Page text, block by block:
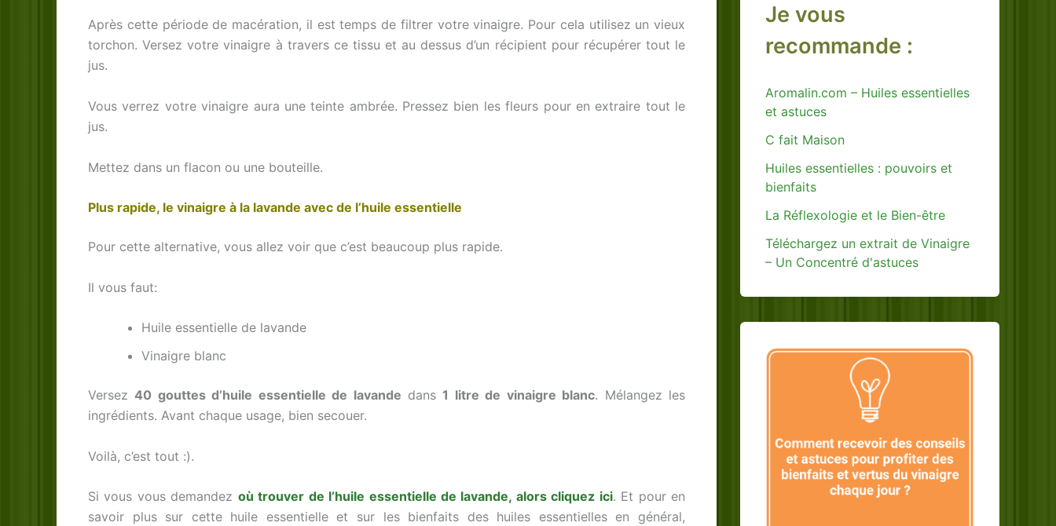
Après cette période de macération, il est temps de filtrer votre vinaigre. Pour cela utilisez un vieux
torchon. Versez votre vinaigre à travers ce tissu et au dessus d’un récipient pour récupérer tout le
jus.
Vous verrez votre vinaigre aura une teinte ambrée. Pressez bien les fleurs pour en extraire tout le
jus.
Mettez dans un flacon ou une bouteille.
Plus rapide, le vinaigre à la lavande avec de l’huile essentielle
Pour cette alternative, vous allez voir que c’est beaucoup plus rapide.
Il vous faut:
Huile essentielle de lavande
Vinaigre blanc
Versez40 gouttes d’huile essentielle de lavande dans1 litre de vinaigre blanc. Mélangez les
ingrédients. Avant chaque usage, bien secouer.
Voilà, c’est tout :).
Si vous vous demandez où trouver de l’huile essentielle de lavande, alors cliquez ici. Et pour en
savoir plus sur cette huile essentielle et sur les bienfaits des huiles essentielles en général,
Je vous
recommande :
Aromalin.com – Huiles essentielles
et astuces
C fait Maison
Huiles essentielles : pouvoirs et
bienfaits
La Réflexologie et le Bien-être
Téléchargez un extrait de Vinaigre
– Un Concentré d'astuces